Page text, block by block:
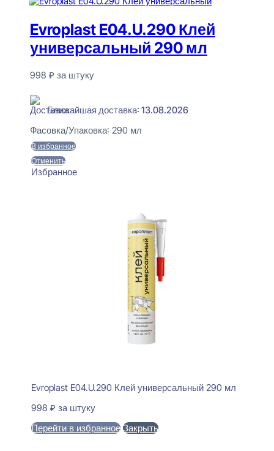
Evroplast E04.U.290 Клей
универсальный 290 мл
998 ₽ за штуку
Ближайшая доставка: 13.08.2026
Фасовка/Упаковка: 290 мл
В избранное
Отменить
Избранное
Evroplast E04.U.290 Клей универсальный 290 мл
998 ₽ за штуку
Перейти в избранное Закрыть